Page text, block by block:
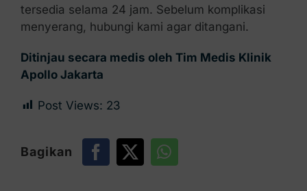
tersedia selama 24 jam. Sebelum komplikasi
menyerang, hubungi kami agar ditangani.
Ditinjau secara medis oleh Tim Medis Klinik
Apollo Jakarta
Post Views: 23
Bagikan